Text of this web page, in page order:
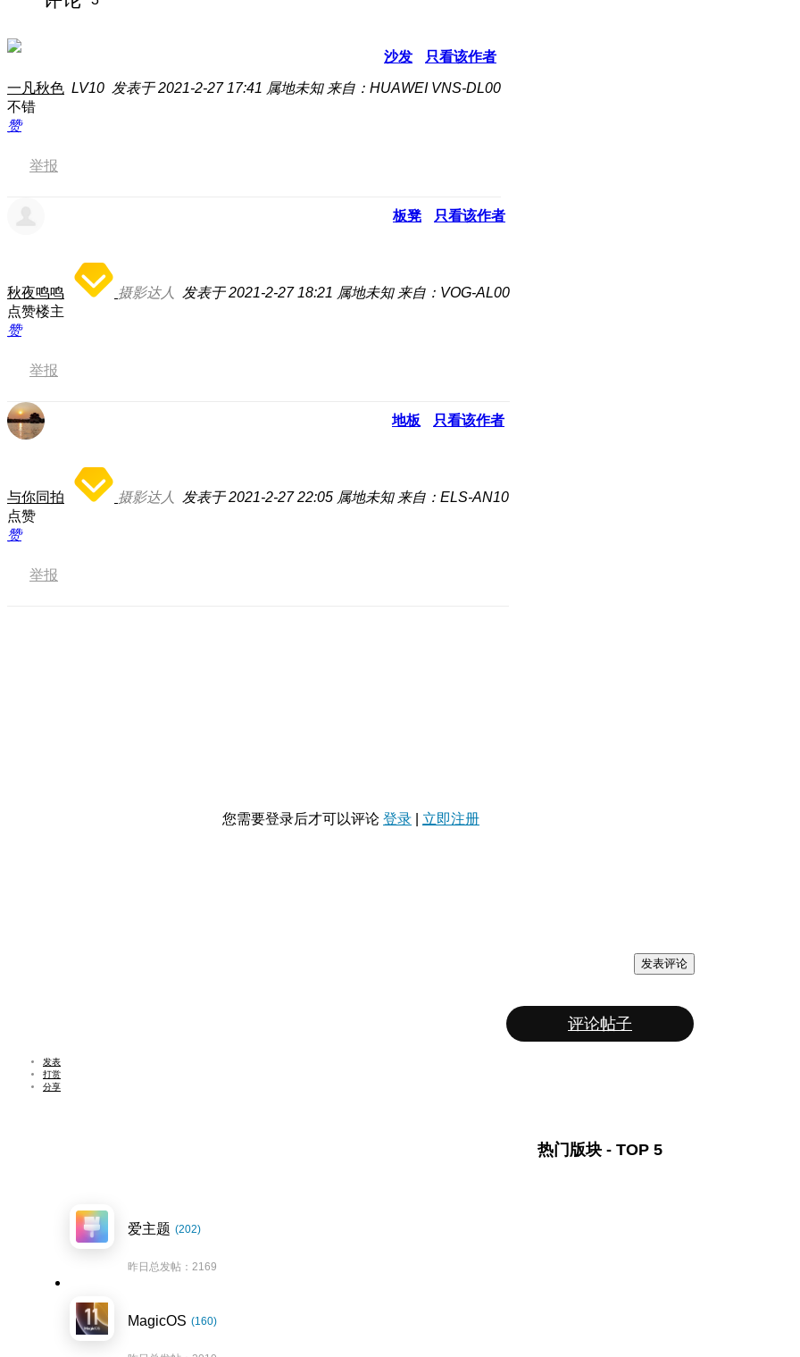
沙发 只看该作者
一凡秋色 LV10 发表于 2021-2-27 17:41 属地未知 来自：HUAWEI VNS-DL00
不错
赞
举报
板凳 只看该作者
秋夜鸣鸣 摄影达人 发表于 2021-2-27 18:21 属地未知 来自：VOG-AL00
点赞楼主
赞
举报
地板 只看该作者
与你同拍 摄影达人 发表于 2021-2-27 22:05 属地未知 来自：ELS-AN10
点赞
赞
举报
您需要登录后才可以评论 登录 立即注册
发表评论
评论帖子
发表
打赏
分享
热门版块 - TOP 5
爱主题 (202)
昨日总发帖：2169
MagicOS (160)